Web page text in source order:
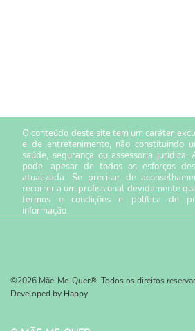
O conteúdo deste site tem um caráter
e de entretenimento, não constituindo
saúde, segurança ou assessoria jurídica.
pode, apesar de todos os esforços
atualizada. Se precisar de
recorrer a um profissional devidamente
termos e condiçõese política de
informação.
©2026 Mãe-Me-Quer®. Todos os direitos
Developed by Happy